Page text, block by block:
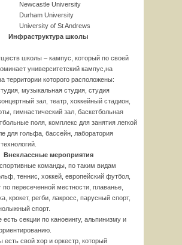
University
University
of St Andrews
Инфраструктура школы
школы – кампус, который по своей
университетский кампус,на
территории которого расположены:
музыкальная студия, студия
зал, театр, хоккейный стадион,
гимнастический зал, баскетбольная
поля, комплекс для занятия легкой
для гольфа, бассейн, лаборатория
Внеклассные мероприятия
команды, по таким видам
теннис, хоккей, европейский футбол,
по пересеченной местности, плаванье,
крокет, регби, лакросс, парусный спорт,
спорт.
секции по каноеингу, альпинизму и
есть свой хор и оркестр, который